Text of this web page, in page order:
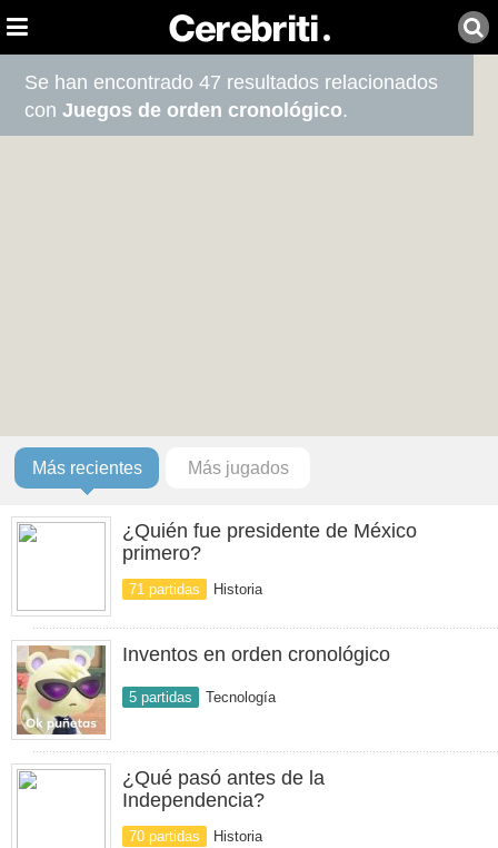
Se han encontrado 47 resultados relacionados
conJuegos de orden cronológico.
Más recientes Más jugados
¿Quién fue presidente de México
primero?
71 partidas Historia
Inventos en orden cronológico
5 partidas Tecnología
¿Qué pasó antes de la
Independencia?
70 partidas Historia